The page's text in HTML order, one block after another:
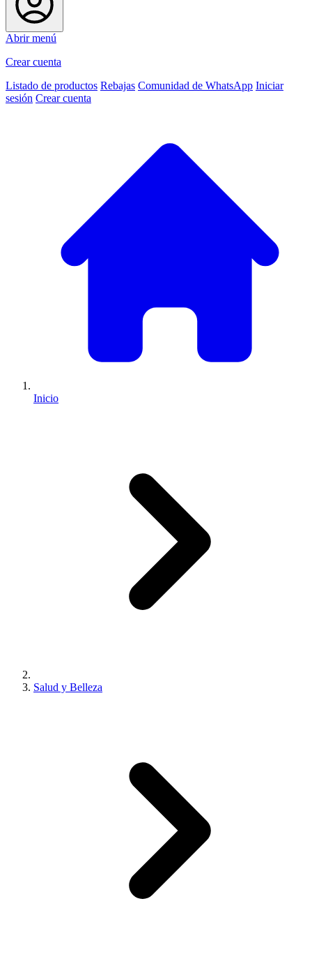
Abrir menú
Crear cuenta
Listado de productos Rebajas Comunidad de WhatsApp Iniciar
sesión Crear cuenta
Inicio
Salud y Belleza